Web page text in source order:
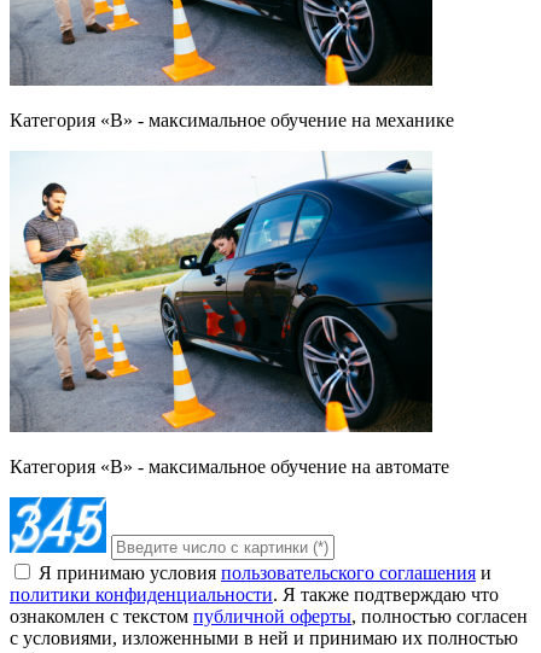
Категория «B» - максимальное обучение на механике
Категория «B» - максимальное обучение на автомате
Я принимаю условия пользовательского соглашения и
политики конфиденциальности. Я также подтверждаю что
ознакомлен с текстом публичной оферты, полностью согласен
с условиями, изложенными в ней и принимаю их полностью